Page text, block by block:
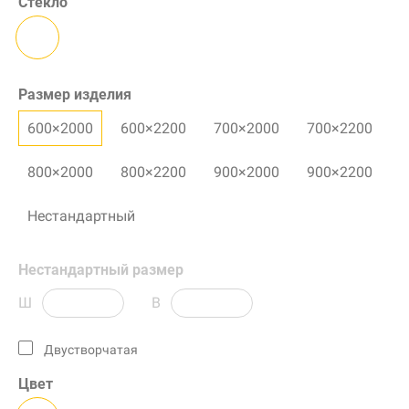
Размер изделия
600×2000
600×2200 700×2000 700×2200
800×2000 800×2200 900×2000 900×2200
Нестандартный
Нестандартный размер
Ш
В
Двустворчатая
Цвет